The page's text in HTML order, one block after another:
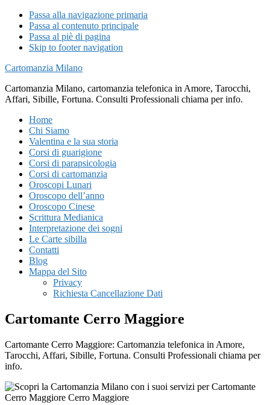
Passa alla navigazione primaria
Passa al contenuto principale
Passa al piè di pagina
Skip to footer navigation
Cartomanzia Milano
Cartomanzia Milano, cartomanzia telefonica in Amore, Tarocchi,
Affari, Sibille, Fortuna. Consulti Professionali chiama per info.
Home
Chi Siamo
Valentina e la sua storia
Corsi di guarigione
Corsi di parapsicologia
Corsi di cartomanzia
Oroscopi Lunari
Oroscopo dell’anno
Oroscopo Cinese
Scrittura Medianica
Interpretazione dei sogni
Le Carte sibilla
Contatti
Blog
Mappa del Sito
Privacy
Richiesta Cancellazione Dati
Cartomante Cerro Maggiore
Cartomante Cerro Maggiore: Cartomanzia telefonica in Amore,
Tarocchi, Affari, Sibille, Fortuna. Consulti Professionali chiama per
info.